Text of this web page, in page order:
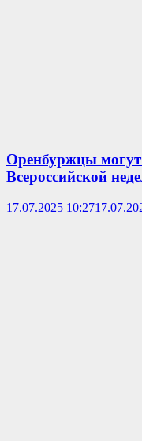
Оренбуржцы могут
Всероссийской
17.07.2025 10:27